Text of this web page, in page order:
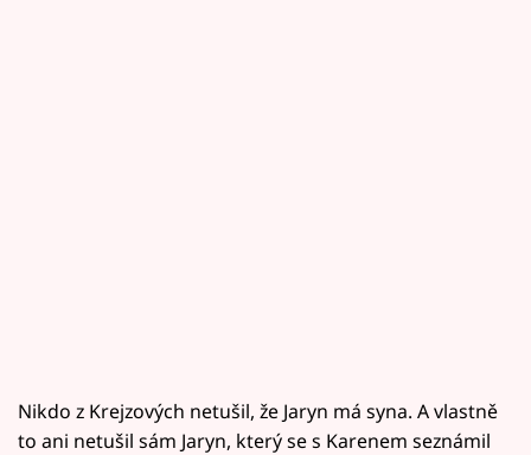
Nikdo z Krejzových netušil, že Jaryn má syna. A vlastně
to ani netušil sám Jaryn, který se s Karenem seznámil